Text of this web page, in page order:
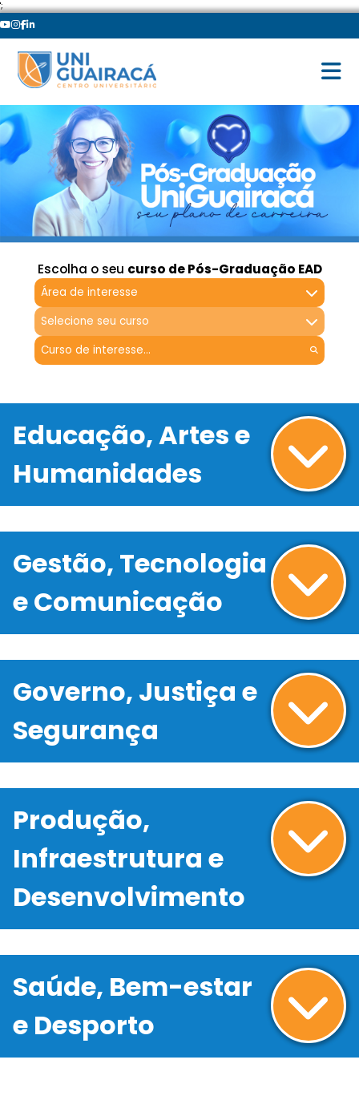
';
Escolha o seu curso de Pós-Graduação EAD
Área de interesse
Selecione seu curso
Educação, Artes e
Humanidades
Gestão, Tecnologia
e Comunicação
Governo, Justiça e
Segurança
Produção,
Infraestrutura e
Desenvolvimento
Saúde, Bem-estar
e Desporto